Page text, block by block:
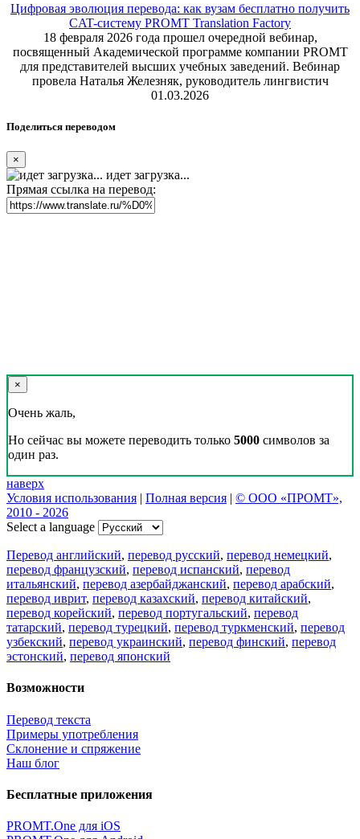
Цифровая эволюция перевода: как вузам бесплатно получить
CAT-систему PROMT Translation Factory
18 февраля 2026 года прошел очередной вебинар,
посвященный Академической программе компании PROMT
для представителей высших учебных заведений. Вебинар
провела Наталья Железняк, руководитель лингвистич
01.03.2026
Поделиться переводом
×
идет загрузка...
Прямая ссылка на перевод:
×
Очень жаль,
Но сейчас вы можете переводить только 5000 символов за
один раз.
наверх
Условия использования | Полная версия | © ООО «ПРОМТ»,
2010 - 2026
Select a language
Перевод английский, перевод русский, перевод немецкий,
перевод французский, перевод испанский, перевод
итальянский, перевод азербайджанский, перевод арабский,
перевод иврит, перевод казахский, перевод китайский,
перевод корейский, перевод португальский, перевод
татарский, перевод турецкий, перевод туркменский, перевод
узбекский, перевод украинский, перевод финский, перевод
эстонский, перевод японский
Возможности
Перевод текста
Примеры употребления
Склонение и спряжение
Наш блог
Бесплатные приложения
PROMT.One для iOS